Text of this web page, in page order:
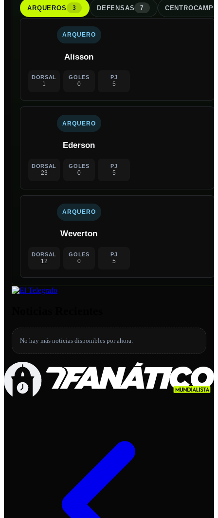
ARQUEROS 3 DEFENSAS 7
ARQUERO
Alisson
DORSAL
1
GOLES
0
PJ
5
ARQUERO
Ederson
DORSAL
23
GOLES
0
PJ
5
ARQUERO
Weverton
DORSAL
12
GOLES
0
PJ
5
No hay más noticias disponibles por ahora.